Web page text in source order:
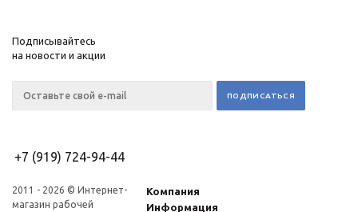
Подписывайтесь
на новости и акции
+7 (919) 724-94-44
2011 - 2026 © Интернет-
магазин рабочей
Компания
Информация